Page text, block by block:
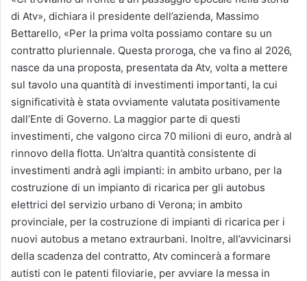
di Atv», dichiara il presidente dell’azienda, Massimo
Bettarello, «Per la prima volta possiamo contare su un
contratto pluriennale. Questa proroga, che va fino al 2026,
nasce da una proposta, presentata da Atv, volta a mettere
sul tavolo una quantità di investimenti importanti, la cui
significatività è stata ovviamente valutata positivamente
dall’Ente di Governo. La maggior parte di questi
investimenti, che valgono circa 70 milioni di euro, andrà al
rinnovo della flotta. Un’altra quantità consistente di
investimenti andrà agli impianti: in ambito urbano, per la
costruzione di un impianto di ricarica per gli autobus
elettrici del servizio urbano di Verona; in ambito
provinciale, per la costruzione di impianti di ricarica per i
nuovi autobus a metano extraurbani. Inoltre, all’avvicinarsi
della scadenza del contratto, Atv comincerà a formare
autisti con le patenti filoviarie, per avviare la messa in